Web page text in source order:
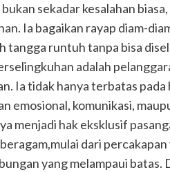
sekadar kesalahan
Ia bagaikan rayap diam-
tangga runtuh tanpa bisa
adalah
Ia tidak hanya terbatas
emosional, komunikasi,
menjadi hak eksklusif
dari
yang melampaui